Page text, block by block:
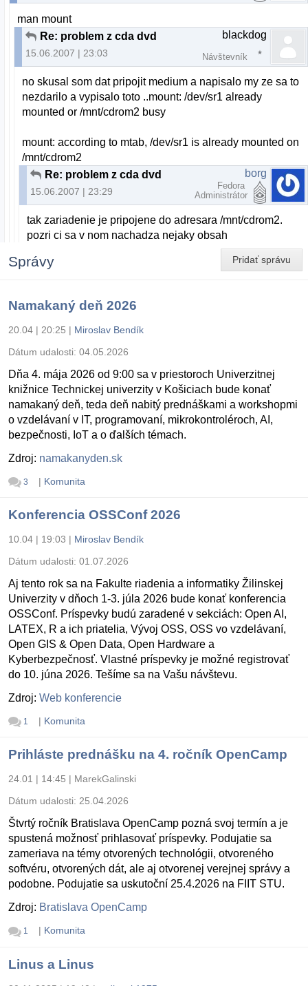
man mount
Re: problem z cda dvd
15.06.2007 | 23:03
blackdog
Návštevník
no skusal som dat pripojit medium a napisalo my ze sa to
nezdarilo a vypisalo toto ..mount: /dev/sr1 already
mounted or /mnt/cdrom2 busy
mount: according to mtab, /dev/sr1 is already mounted on
/mnt/cdrom2
Re: problem z cda dvd
15.06.2007 | 23:29
borg
Fedora
Administrátor
tak zariadenie je pripojene do adresara /mnt/cdrom2.
pozri ci sa v nom nachadza nejaky obsah
Pridať správu
Správy
Namakaný deň 2026
20.04 | 20:25 | Miroslav Bendík
Dátum udalosti: 04.05.2026
Dňa 4. mája 2026 od 9:00 sa v priestoroch Univerzitnej
knižnice Technickej univerzity v Košiciach bude konať
namakaný deň, teda deň nabitý prednáškami a workshopmi
o vzdelávaní v IT, programovaní, mikrokontroléroch, AI,
bezpečnosti, IoT a o ďalších témach.
Zdroj: namakanyden.sk
3 | Komunita
Konferencia OSSConf 2026
10.04 | 19:03 | Miroslav Bendík
Dátum udalosti: 01.07.2026
Aj tento rok sa na Fakulte riadenia a informatiky Žilinskej
Univerzity v dňoch 1-3. júla 2026 bude konať konferencia
OSSConf. Príspevky budú zaradené v sekciách: Open AI,
LATEX, R a ich priatelia, Vývoj OSS, OSS vo vzdelávaní,
Open GIS & Open Data, Open Hardware a
Kyberbezpečnosť. Vlastné príspevky je možné registrovať
do 10. júna 2026. Tešíme sa na Vašu návštevu.
Zdroj: Web konferencie
1 | Komunita
Prihláste prednášku na 4. ročník OpenCamp
24.01 | 14:45 | MarekGalinski
Dátum udalosti: 25.04.2026
Štvrtý ročník Bratislava OpenCamp pozná svoj termín a je
spustená možnosť prihlasovať príspevky. Podujatie sa
zameriava na témy otvorených technológii, otvoreného
softvéru, otvorených dát, ale aj otvorenej verejnej správy a
podobne. Podujatie sa uskutoční 25.4.2026 na FIIT STU.
Zdroj: Bratislava OpenCamp
1 | Komunita
Linus a Linus